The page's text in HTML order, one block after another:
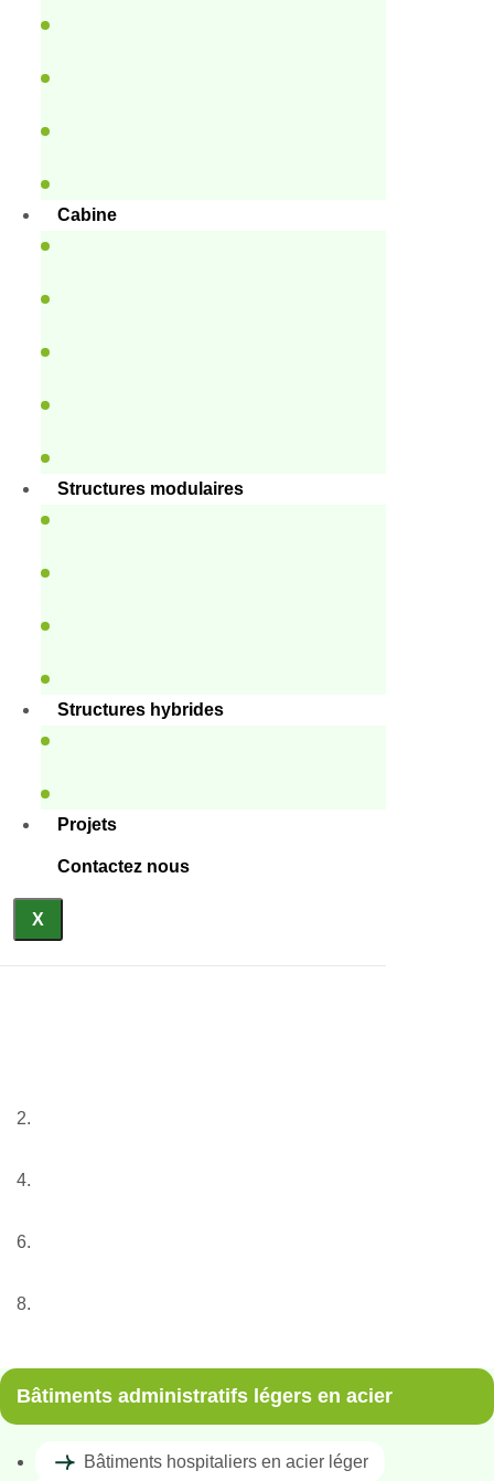
Cabine
Structures modulaires
Structures hybrides
Projets
Contactez nous
X
Bâtiments administratifs légers en acier
Bâtiments hospitaliers en acier léger